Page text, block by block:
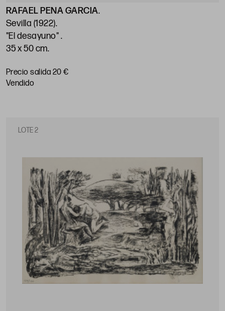
RAFAEL PENA GARCIA.
Sevilla (1922).
"El desayuno".
35 x 50 cm.
Precio salida 20 €
vendido
LOTE 2